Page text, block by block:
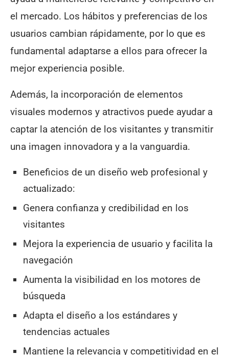
el mercado. Los hábitos y preferencias de los
usuarios cambian rápidamente, por lo que es
fundamental adaptarse a ellos para ofrecer la
mejor experiencia posible.
Además, la incorporación de elementos
visuales modernos y atractivos puede ayudar a
captar la atención de los visitantes y transmitir
una imagen innovadora y a la vanguardia.
Beneficios de un diseño web profesional y
actualizado:
Genera confianza y credibilidad en los
visitantes
Mejora la experiencia de usuario y facilita la
navegación
Aumenta la visibilidad en los motores de
búsqueda
Adapta el diseño a los estándares y
tendencias actuales
Mantiene la relevancia y competitividad en el